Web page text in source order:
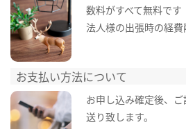
数料がすべて無料です
法人様の出張時の経費
お支払い方法について
お申し込み確定後、
送り致します。